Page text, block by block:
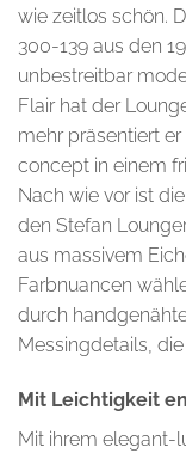
wie zeitlos schön.
300-139 aus den
unbestreitbar
Flair hat der
mehr präsentiert
concept in einem
Nach wie vor ist
den Stefan
aus massivem
Farbnuancen
durch
Messingdetails,
Mit Leichtigkeit
Mit ihrem elegant-